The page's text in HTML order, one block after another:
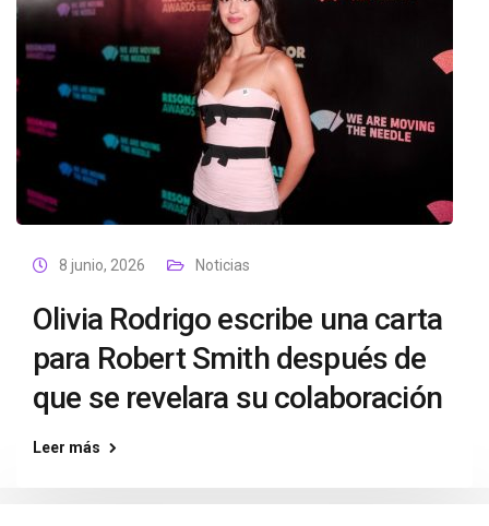
8 junio, 2026 Noticias
Olivia Rodrigo escribe una carta
para Robert Smith después de
que se revelara su colaboración
Leer más